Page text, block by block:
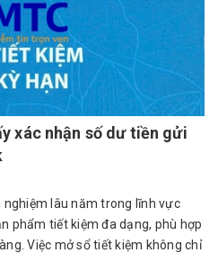
xác nhận số dư tiền gửi
lâu năm trong lĩnh vực
phẩm tiết kiệm đa dạng, phù hợp
Việc mở sổ tiết kiệm không chỉ